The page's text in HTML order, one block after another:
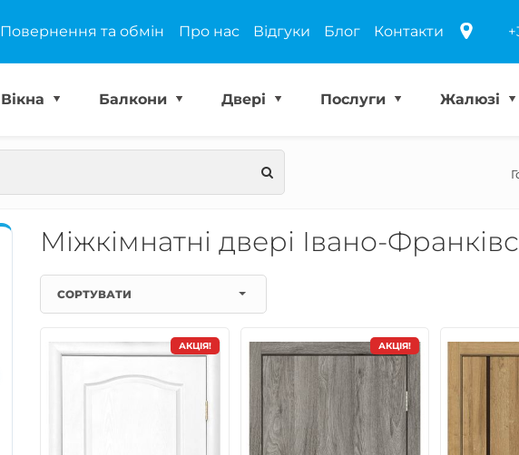
Повернення та обмін Про нас Відгуки Блог Контакти
Вікна Балкони Двері Послуги Жалюзі
Міжкімнатні двері Івано-
СОРТУВАТИ
АКЦІЯ! АКЦІЯ!